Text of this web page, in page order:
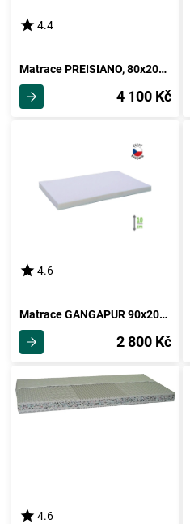
4.4
Matrace PREISIANO, 80x200 cm
4 100 Kč
4.6
Matrace GANGAPUR 90x200 cm bez potahu
2 800 Kč
4.6